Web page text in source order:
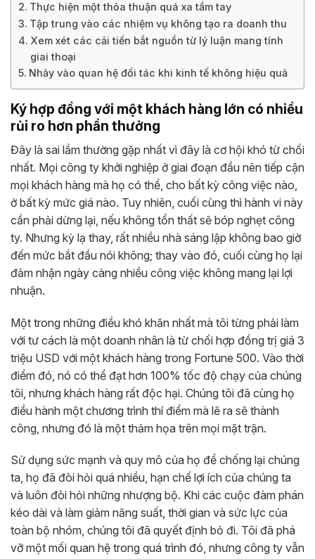
Thực hiện một thỏa thuận quá xa tầm tay
Tập trung vào các nhiệm vụ không tạo ra doanh thu
Xem xét các cải tiến bắt nguồn từ lý luận mang tính
giai thoại
Nhảy vào quan hệ đối tác khi kinh tế không hiệu quả
Ký hợp đồng với một khách hàng lớn có nhiều
rủi ro hơn phần thưởng
Đây là sai lầm thường gặp nhất vì đây là cơ hội khó từ chối
nhất. Mọi công ty khởi nghiệp ở giai đoạn đầu nên tiếp cận
mọi khách hàng mà họ có thể, cho bất kỳ công việc nào,
ở bất kỳ mức giá nào. Tuy nhiên, cuối cùng thì hành vi này
cần phải dừng lại, nếu không tổn thất sẽ bóp nghẹt công
ty. Nhưng kỳ lạ thay, rất nhiều nhà sáng lập không bao giờ
đến mức bắt đầu nói không; thay vào đó, cuối cùng họ lại
đảm nhận ngày càng nhiều công việc không mang lại lợi
nhuận.
Một trong những điều khó khăn nhất mà tôi từng phải làm
với tư cách là một doanh nhân là từ chối hợp đồng trị giá 3
triệu USD với một khách hàng trong Fortune 500. Vào thời
điểm đó, nó có thể đạt hơn 100% tốc độ chạy của chúng
tôi, nhưng khách hàng rất độc hại. Chúng tôi đã cùng họ
điều hành một chương trình thí điểm mà lẽ ra sẽ thành
công, nhưng đó là một thảm họa trên mọi mặt trận.
Sử dụng sức mạnh và quy mô của họ để chống lại chúng
ta, họ đã đòi hỏi quá nhiều, hạn chế lợi ích của chúng ta
và luôn đòi hỏi những nhượng bộ. Khi các cuộc đàm phán
kéo dài và làm giảm năng suất, thời gian và sức lực của
toàn bộ nhóm, chúng tôi đã quyết định bỏ đi. Tôi đã phá
vỡ một mối quan hệ trong quá trình đó, nhưng công ty vẫn